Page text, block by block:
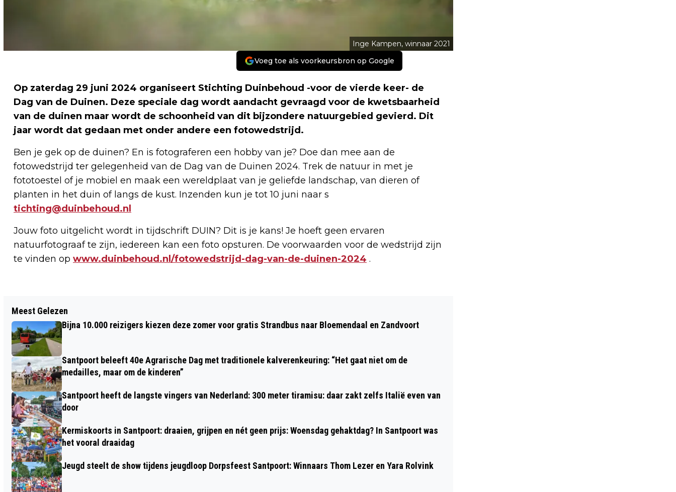
Inge Kampen, winnaar 2021
Voeg toe als voorkeursbron op Google
Op zaterdag 29 juni 2024 organiseert Stichting Duinbehoud -voor de vierde keer- de
Dag van de Duinen. Deze speciale dag wordt aandacht gevraagd voor de kwetsbaarheid
van de duinen maar wordt de schoonheid van dit bijzondere natuurgebied gevierd. Dit
jaar wordt dat gedaan met onder andere een fotowedstrijd.
Ben je gek op de duinen? En is fotograferen een hobby van je? Doe dan mee aan de
fotowedstrijd ter gelegenheid van de Dag van de Duinen 2024. Trek de natuur in met je
fototoestel of je mobiel en maak een wereldplaat van je geliefde landschap, van dieren of
planten in het duin of langs de kust. Inzenden kun je tot 10 juni naar s
tichting@duinbehoud.nl
Jouw foto uitgelicht wordt in tijdschrift DUIN? Dit is je kans! Je hoeft geen ervaren
natuurfotograaf te zijn, iedereen kan een foto opsturen. De voorwaarden voor de wedstrijd zijn
te vinden op www.duinbehoud.nl/fotowedstrijd-dag-van-de-duinen-2024 .
ENSEMBLES CONSERVATORIUM IN
KOETSHUIS KASTEEL KEUKENHOF
PINKSTERWEEKEND IN ZANDVOORT.
Meest Gelezen
Bijna 10.000 reizigers kiezen deze zomer voor gratis Strandbus naar Bloemendaal en Zandvoort
Santpoort beleeft 40e Agrarische Dag met traditionele kalverenkeuring: “Het gaat niet om de
medailles, maar om de kinderen”
Santpoort heeft de langste vingers van Nederland: 300 meter tiramisu: daar zakt zelfs Italië even van
door
Kermiskoorts in Santpoort: draaien, grijpen en nét geen prijs: Woensdag gehaktdag? In Santpoort was
het vooral draaidag
Jeugd steelt de show tijdens jeugdloop Dorpsfeest Santpoort: Winnaars Thom Lezer en Yara Rolvink